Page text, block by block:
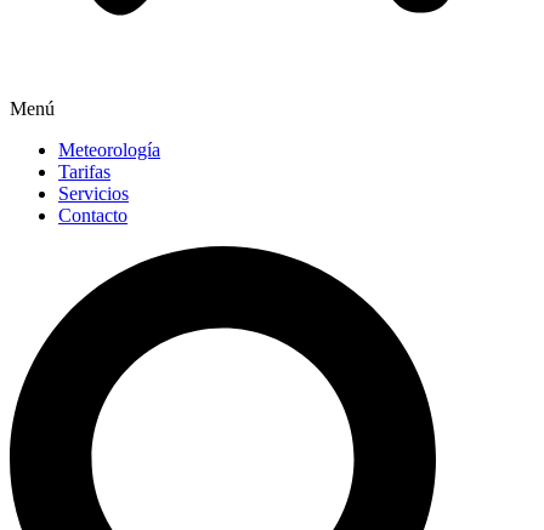
Menú
Meteorología
Tarifas
Servicios
Contacto